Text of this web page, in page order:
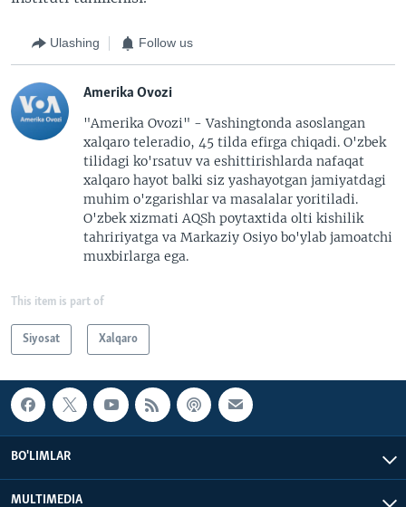
Ulashing Follow us
Amerika Ovozi
"Amerika Ovozi" - Vashingtonda asoslangan
xalqaro teleradio, 45 tilda efirga chiqadi. O'zbek
tilidagi ko'rsatuv va eshittirishlarda nafaqat
xalqaro hayot balki siz yashayotgan jamiyatdagi
muhim o'zgarishlar va masalalar yoritiladi.
O'zbek xizmati AQSh poytaxtida olti kishilik
tahririyatga va Markaziy Osiyo bo'ylab jamoatchi
muxbirlarga ega.
This item is part of
Siyosat Xalqaro
BO'LIMLAR
MULTIMEDIA